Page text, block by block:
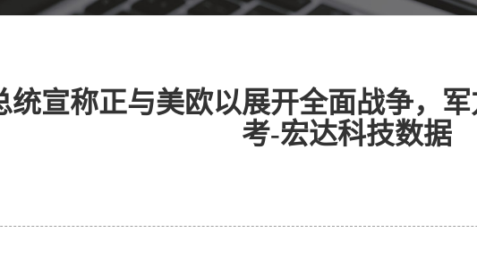
统宣称正与美欧以展开全面战争，
考-宏达科技数据